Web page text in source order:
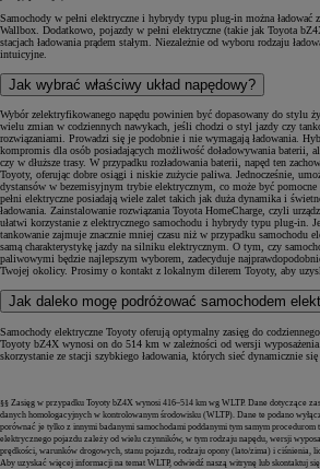
Samochody w pełni elektryczne i hybrydy typu plug-in można ładować
Wallbox. Dodatkowo, pojazdy w pełni elektryczne (takie jak Toyota
stacjach ładowania prądem stałym. Niezależnie od wyboru rodzaju
intuicyjne.
Jak wybrać właściwy układ napędowy?
Wybór zelektryfikowanego napędu powinien być dopasowany do stylu
wielu zmian w codziennych nawykach, jeśli chodzi o styl jazdy czy
rozwiązaniami. Prowadzi się je podobnie i nie wymagają ładowania.
kompromis dla osób posiadających możliwość doładowywania baterii,
czy w dłuższe trasy. W przypadku rozładowania baterii, napęd ten
Toyoty, oferując dobre osiągi i niskie zużycie paliwa. Jednocześnie,
dystansów w bezemisyjnym trybie elektrycznym, co może być pomocne
pełni elektryczne posiadają wiele zalet takich jak duża dynamika i
ładowania. Zainstalowanie rozwiązania Toyota HomeCharge, czyli
ułatwi korzystanie z elektrycznego samochodu i hybrydy typu plug-in.
tankowanie zajmuje znacznie mniej czasu niż w przypadku samochodu
samą charakterystykę jazdy na silniku elektrycznym. O tym, czy
paliwowymi będzie najlepszym wyborem, zadecyduje
Twojej okolicy. Prosimy o kontakt z lokalnym dilerem Toyoty, aby
Jak daleko mogę podróżować samochodem
Samochody elektryczne Toyoty oferują optymalny zasięg do
Toyoty bZ4X wynosi on do 514 km w zależności od wersji
skorzystanie ze stacji szybkiego ładowania, których sieć dynamicznie się
§§ Zasięg w przypadku Toyoty bZ4X wynosi 416–514 km wg WLTP. Dane dotyczące
danych homologacyjnych w kontrolowanym środowisku (WLTP). Dane te podano
porównać je tylko z innymi badanymi samochodami poddanymi tym samym
elektrycznego pojazdu zależy od wielu czynników, w tym rodzaju napędu, wersji
prędkości, warunków drogowych, stanu pojazdu, rodzaju opony (lato/zima) i ciśnienia,
Aby uzyskać więcej informacji na temat WLTP, odwiedź naszą witrynę lub skontaktuj